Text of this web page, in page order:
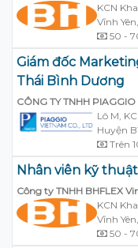
KCN
Vĩnh
50 -
Giám đốc
Thái Bình Dương
CÔNG TY TNHH PIAGGIO
Lô M,
Huyện
Trên
Nhân viên kỹ
Công ty TNHH BHFLEX
KCN
Vĩnh
50 -